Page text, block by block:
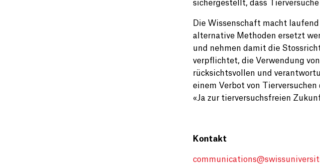
sichergestellt, dass
Die Wissenschaft macht
alternative Methoden ersetzt
und nehmen damit die
verpflichtet, die Verwendung
rücksichtsvollen und
einem Verbot von
«Ja zur tierversuchsfreien
Kontakt